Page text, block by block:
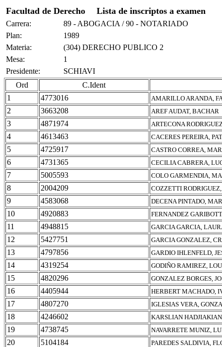
Facultad de Derecho Lista de inscriptos a examen
Carrera:
89 - ABOGACIA / 90 - NOTARIADO
Plan:
1989
Materia:
(304) DERECHO PUBLICO 2
Mesa:
1
Presidente:
SCHIAVI
Ord
C.Ident
1
4773016 AMARILLO ARANDA,
2 3663208 AREF AUDAT, BACHAR
3 4871974 ARTECONA
4 4613463 CACERES PEREIRA,
5 4725917 CASTRO CORREA,
6 4731365 CECILIA CABRERA,
7 5005593 COLO GARMENDIA,
8 2004209 COZZETTI
9 4583068 DECENA PINTADO,
10 4920883 FERNANDEZ
11 4948815 GARCIA GARCIA,
12 5427751 GARCIA GONZALEZ,
13 4797856 GARDIO IHLENFELD,
14 4319254 GODIÑO RAMIREZ,
15 4820296 GONZALEZ BORGES,
16 4405944 HERBERT MACHADO,
17 4807270 IGLESIAS VERA,
18 4246602 KARSLIAN
19 4738745 NAVARRETE MUNIZ,
20 5104184 PAREDES SALDIVIA,